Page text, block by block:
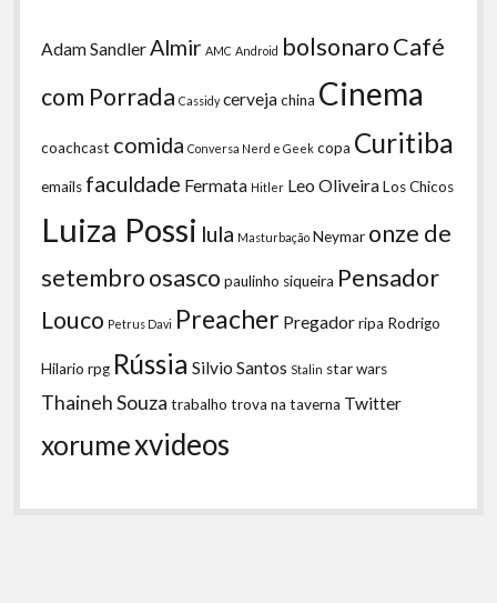
Adam Sandler Almir AMC Android bolsonaroCafé
com Porrada Cassidy cervejachina Cinema
coachcast comida Conversa Nerd e Geek copa Curitiba
emails faculdade Fermata Hitler Leo OliveiraLos Chicos
Luiza Possi lula Masturbação Neymar onze de
setembroosasco paulinho siqueira Pensador
Louco Petrus Davi Preacher Pregadorripa Rodrigo
Hilario rpg Rússia Silvio Santos Stalin star wars
Thaineh Souza trabalho trova na taverna Twitter
xorumexvideos